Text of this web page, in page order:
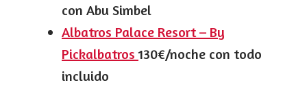
con Abu Simbel
Albatros Palace Resort – By
Pickalbatros130€/noche con todo
incluido